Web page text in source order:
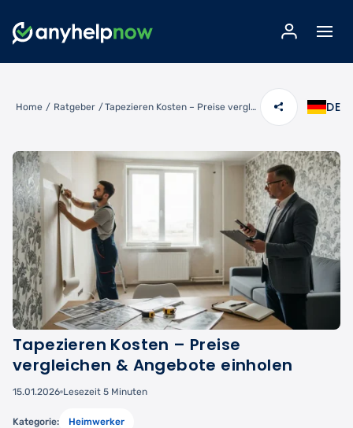
Home / Ratgeber / Tapezieren Kosten – Preise vergleichen & Angebote einholen DE
Tapezieren Kosten – Preise
vergleichen & Angebote einholen
15.01.2026 Lesezeit 5 Minuten
Kategorie: Heimwerker